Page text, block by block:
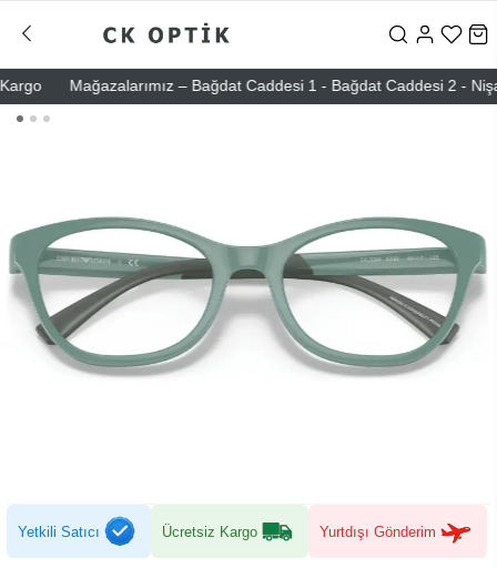
Mağazalarımız – Bağdat Caddesi 1 - Bağdat Caddesi 2 -
Yetkili Satıcı Ücretsiz Kargo Yurtdışı Gönderim